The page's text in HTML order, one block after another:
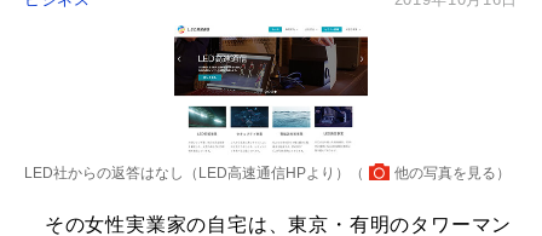
LED社からの返答はなし（LED高速通信HPより）（ 他の写真を見る ）
その女性実業家の自宅は、東京・有明のタワーマン